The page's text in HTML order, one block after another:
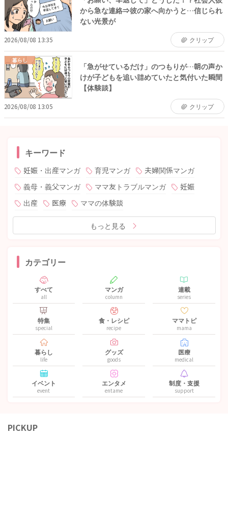
から急な連絡⇒彼の家へ向かうと…信じられ
ない光景が
2026/08/08 13:35 クリップ
暮らし
「急がせているだけ」のつもりが…朝の声か
けが子どもを追い詰めていたと気付いた瞬間
【体験談】
2026/08/08 13:05 クリップ
キーワード
妊娠・出産マンガ 育児マンガ
夫婦関係マンガ
義母・義父マンガ
ママ友トラブルマンガ
妊娠
出産
医療 ママの体験談
もっと見る
カテゴリー
すべて
all
マンガ
column
連載
series
特集
special
食・レシピ
recipe
ママトピ
mama
暮らし
life
グッズ
goods
医療
medical
イベント
event
エンタメ
entame
制度・支援
support
PICKUP